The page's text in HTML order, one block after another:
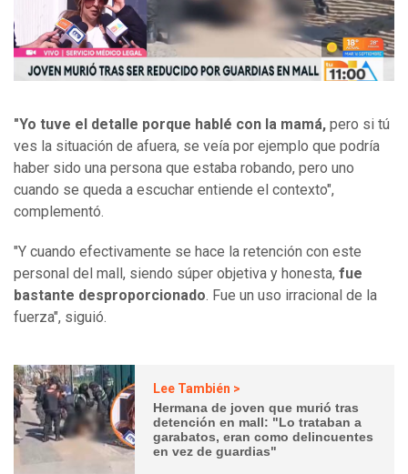
"Yo tuve el detalle porque hablé con la mamá, pero si tú
ves la situación de afuera, se veía por ejemplo que podría
haber sido una persona que estaba robando, pero uno
cuando se queda a escuchar entiende el contexto",
complementó.
"Y cuando efectivamente se hace la retención con este
personal del mall, siendo súper objetiva y honesta, fue
bastante desproporcionado. Fue un uso irracional de la
fuerza", siguió.
Lee También >
Hermana de joven que murió tras
detención en mall: "Lo trataban a
garabatos, eran como delincuentes
en vez de guardias"